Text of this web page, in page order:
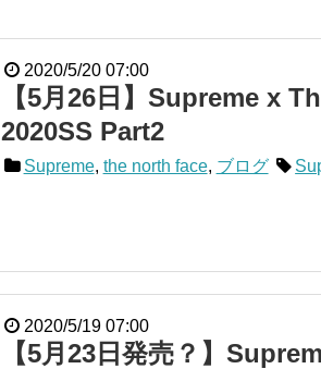
2020/5/20 07:00
【5月26日】Supreme x
2020SS Part2
Supreme, the north face, ブログ
2020/5/19 07:00
【5月23日発売？】